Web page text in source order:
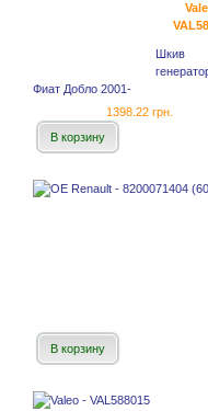
Шкив
Фиат Добло 2001-
1398.22 грн.
В корзину
В корзину